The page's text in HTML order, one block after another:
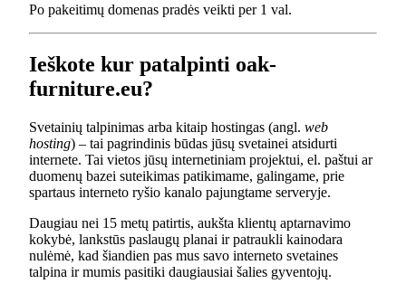
Po pakeitimų domenas pradės veikti per 1 val.
Ieškote kur patalpinti oak-
furniture.eu?
Svetainių talpinimas arba kitaip hostingas (angl. web
hosting) – tai pagrindinis būdas jūsų svetainei atsidurti
internete. Tai vietos jūsų internetiniam projektui, el. paštui ar
duomenų bazei suteikimas patikimame, galingame, prie
spartaus interneto ryšio kanalo pajungtame serveryje.
Daugiau nei 15 metų patirtis, aukšta klientų aptarnavimo
kokybė, lankstūs paslaugų planai ir patraukli kainodara
nulėmė, kad šiandien pas mus savo interneto svetaines
talpina ir mumis pasitiki daugiausiai šalies gyventojų.